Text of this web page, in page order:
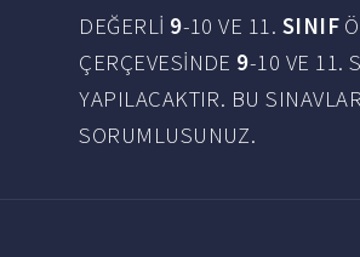
DEĞERLİ 9-10 VE 11. SINIF
ÇERÇEVESİNDE 9-10 VE 11.
YAPILACAKTIR. BU
SORUMLUSUNUZ.